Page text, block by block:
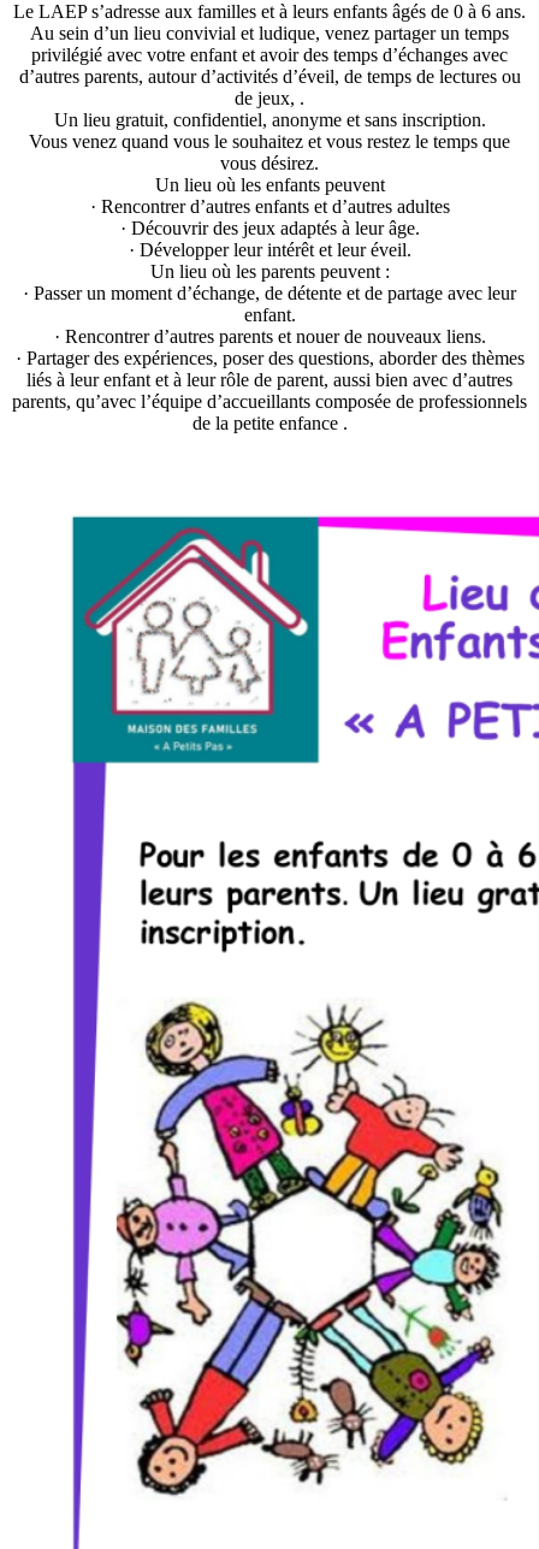
Le LAEP s’adresse aux familles et à leurs enfants âgés de 0 à 6 ans.
Au sein d’un lieu convivial et ludique, venez partager un temps
privilégié avec votre enfant et avoir des temps d’échanges avec
d’autres parents, autour d’activités d’éveil, de temps de lectures ou
de jeux, .
Un lieu gratuit, confidentiel, anonyme et sans inscription.
Vous venez quand vous le souhaitez et vous restez le temps que
vous désirez.
Un lieu où les enfants peuvent
· Rencontrer d’autres enfants et d’autres adultes
· Découvrir des jeux adaptés à leur âge.
· Développer leur intérêt et leur éveil.
Un lieu où les parents peuvent :
· Passer un moment d’échange, de détente et de partage avec leur
enfant.
· Rencontrer d’autres parents et nouer de nouveaux liens.
· Partager des expériences, poser des questions, aborder des thèmes
liés à leur enfant et à leur rôle de parent, aussi bien avec d’autres
parents, qu’avec l’équipe d’accueillants composée de professionnels
de la petite enfance .